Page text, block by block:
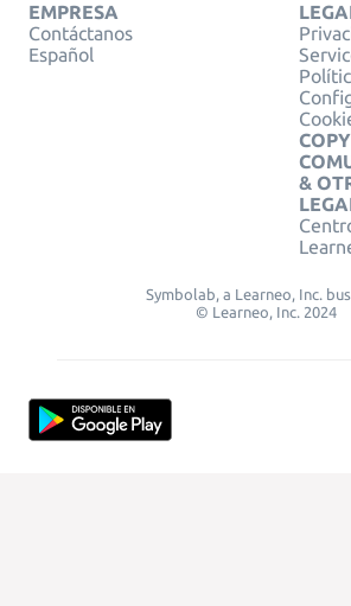
EMPRESA
Contáctanos
Español
&
Symbolab, a Learneo, Inc.
© Learneo, Inc. 2024